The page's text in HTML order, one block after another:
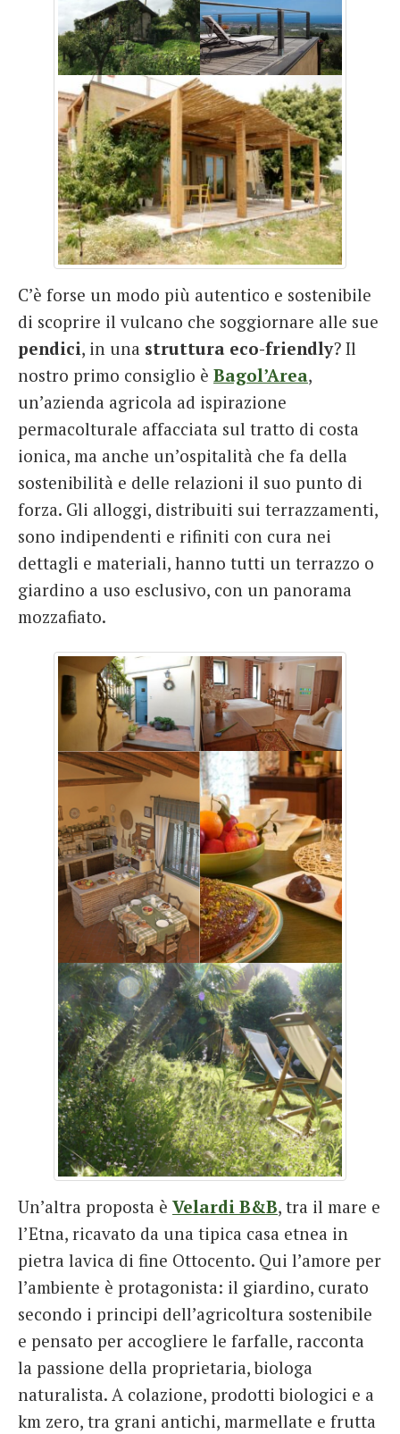
C’è forse un modo più autentico e sostenibile
di scoprire il vulcano che soggiornare alle sue
pendici, in una struttura eco-friendly? Il
nostro primo consiglio è Bagol’Area,
un’azienda agricola ad ispirazione
permacolturale affacciata sul tratto di costa
ionica, ma anche un’ospitalità che fa della
sostenibilità e delle relazioni il suo punto di
forza. Gli alloggi, distribuiti sui terrazzamenti,
sono indipendenti e rifiniti con cura nei
dettagli e materiali, hanno tutti un terrazzo o
giardino a uso esclusivo, con un panorama
mozzafiato.
Un’altra proposta è Velardi B&B, tra il mare e
l’Etna, ricavato da una tipica casa etnea in
pietra lavica di fine Ottocento. Qui l’amore per
l’ambiente è protagonista: il giardino, curato
secondo i principi dell’agricoltura sostenibile
e pensato per accogliere le farfalle, racconta
la passione della proprietaria, biologa
naturalista. A colazione, prodotti biologici e a
km zero, tra grani antichi, marmellate e frutta